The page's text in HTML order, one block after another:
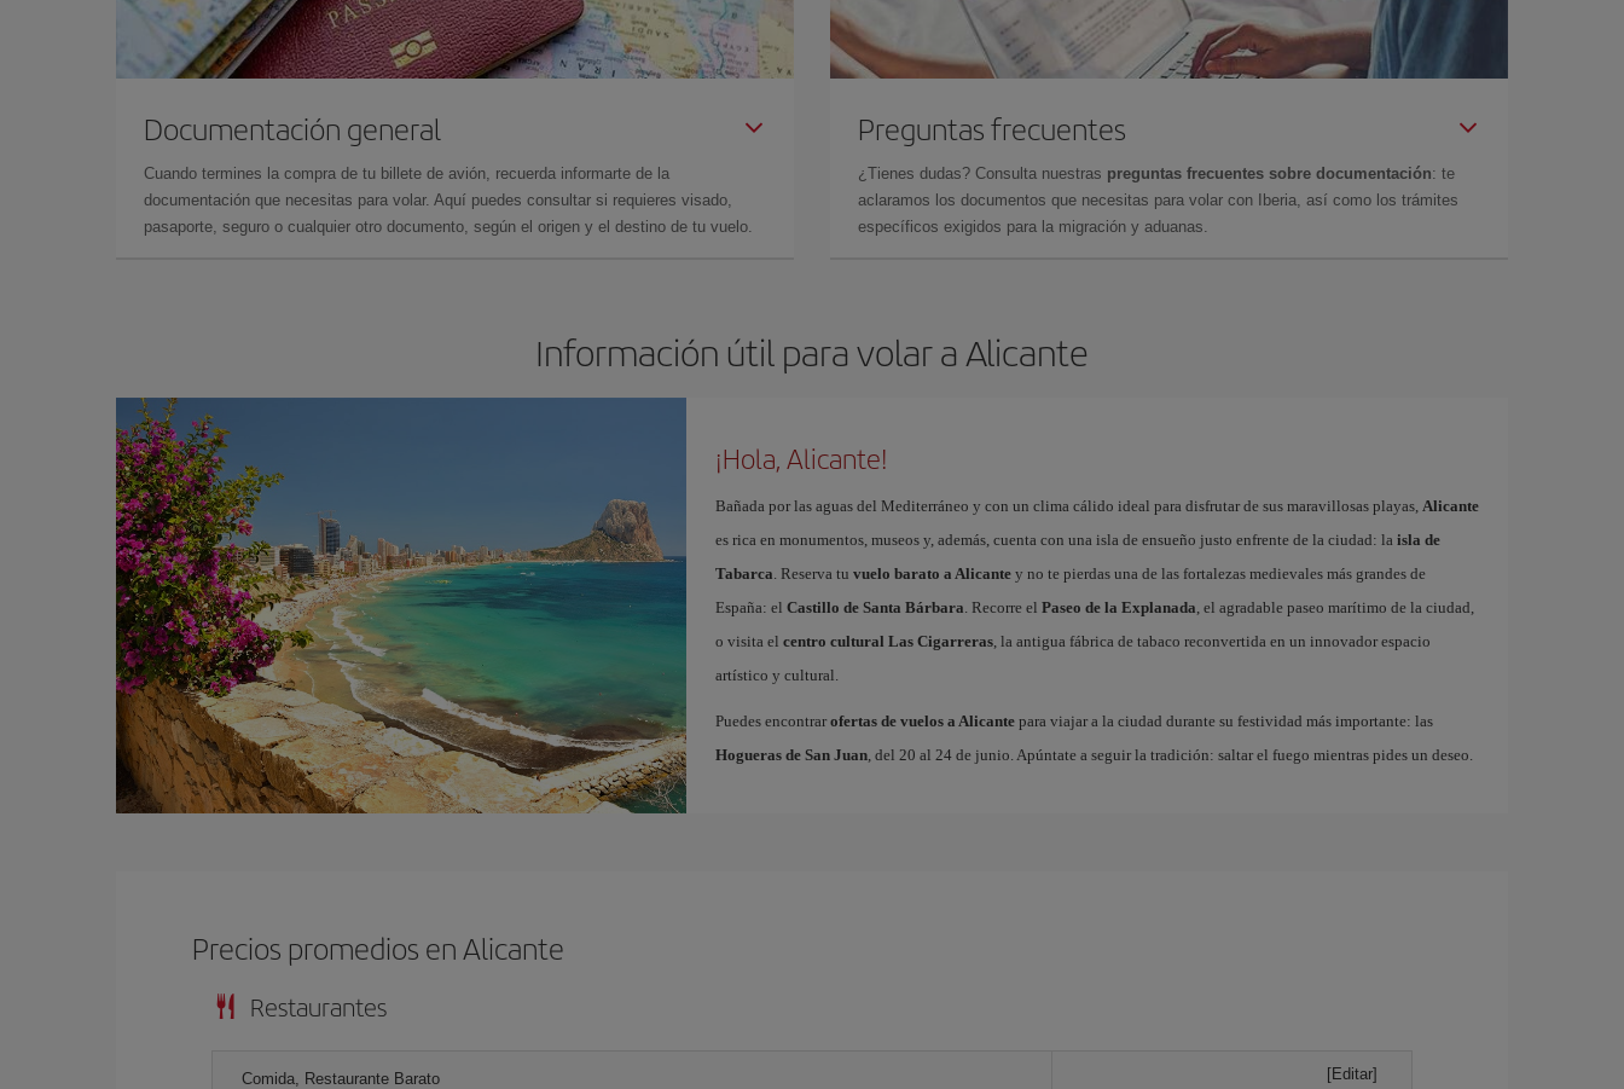
Documentación general
Cuando termines la compra de tu billete de avión, recuerda informarte de la
documentación que necesitas para volar. Aquí puedes consultar si requieres visado,
pasaporte, seguro o cualquier otro documento, según el origen y el destino de tu vuelo.
Preguntas frecuentes
¿Tienes dudas? Consulta nuestras preguntas frecuentes sobre documentación: te
aclaramos los documentos que necesitas para volar con Iberia, así como los trámites
específicos exigidos para la migración y aduanas.
Información útil para volar a Alicante
¡Hola, Alicante!
Bañada por las aguas del Mediterráneo y con un clima cálido ideal para disfrutar de sus maravillosas playas, Alicante
es rica en monumentos, museos y, además, cuenta con una isla de ensueño justo enfrente de la ciudad: la isla de
Tabarca. Reserva tu vuelo barato a Alicantey no te pierdas una de las fortalezas medievales más grandes de
España: el Castillo de Santa Bárbara. Recorre el Paseo de la Explanada, el agradable paseo marítimo de la ciudad,
o visita el centro cultural Las Cigarreras, la antigua fábrica de tabaco reconvertida en un innovador espacio
artístico y cultural.
Puedes encontrar ofertas de vuelos a Alicantepara viajar a la ciudad durante su festividad más importante: las
Hogueras de San Juan, del 20 al 24 de junio. Apúntate a seguir la tradición: saltar el fuego mientras pides un deseo.
Precios promedios en Alicante
Restaurantes
Comida, Restaurante Barato [Editar]